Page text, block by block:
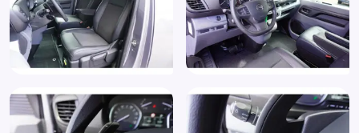
Radio
Regensensor
Rijstrooksensor
Stuurbekrachtiging
Stuur leder